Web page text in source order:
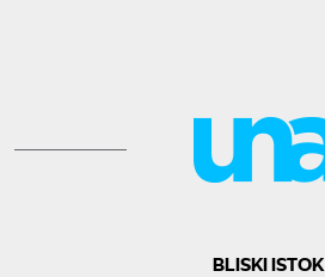
BLISKI ISTOK